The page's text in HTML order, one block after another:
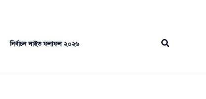
নির্বাচন লাইভ ফলাফল ২০২৬ Search